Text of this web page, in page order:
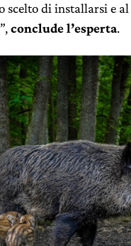
di installarsi e al
conclude l’esperta.